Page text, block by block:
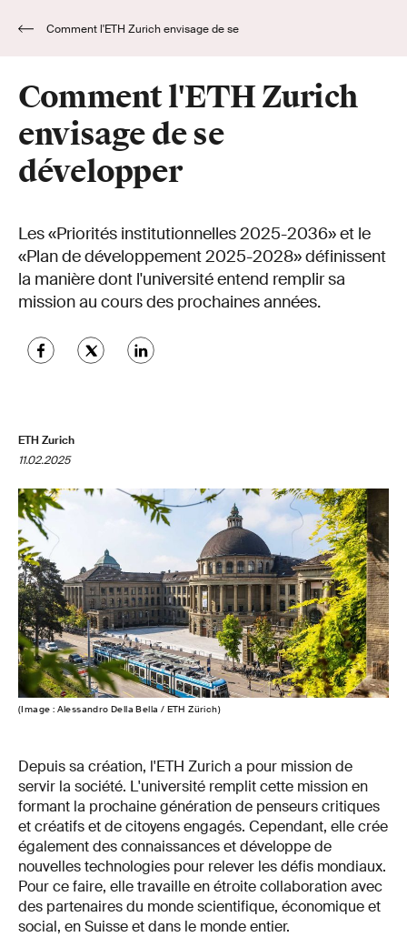
Comment l'ETH Zurich
envisage de se
développer
Les «Priorités institutionnelles 2025-2036» et le
«Plan de développement 2025-2028» définissent
la manière dont l'université entend remplir sa
mission au cours des prochaines années.
ETH Zurich
11.02.2025
(Image : Alessandro Della Bella / ETH Zürich)
Depuis sa création, l'ETH Zurich a pour mission de
servir la société. L'université remplit cette mission en
formant la prochaine génération de penseurs critiques
et créatifs et de citoyens engagés. Cependant, elle crée
également des connaissances et développe de
nouvelles technologies pour relever les défis mondiaux.
Pour ce faire, elle travaille en étroite collaboration avec
des partenaires du monde scientifique, économique et
social, en Suisse et dans le monde entier.